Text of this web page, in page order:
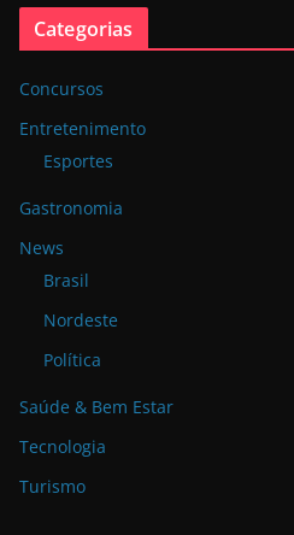
Categorias
Concursos
Entretenimento
Esportes
Gastronomia
News
Brasil
Nordeste
Política
Saúde & Bem Estar
Tecnologia
Turismo